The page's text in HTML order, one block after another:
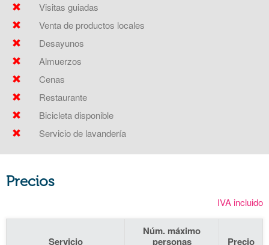
Visitas guiadas
Venta de productos locales
Desayunos
Almuerzos
Cenas
Restaurante
Bicicleta disponible
Servicio de lavandería
Precios
IVA incluido
Servicio
Núm. máximo
personas
Precio